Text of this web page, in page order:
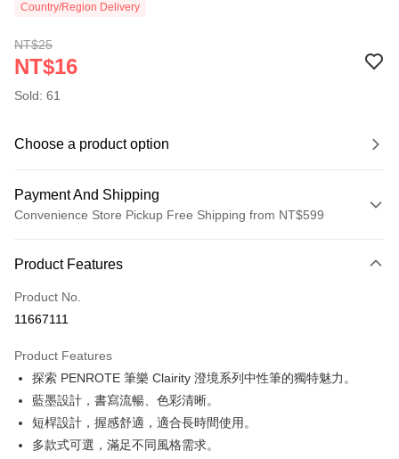
Country/Region Delivery
NT$25
NT$16
Sold: 61
Choose a product option
Payment And Shipping
Convenience Store Pickup Free Shipping from NT$599
Credit Card (Full Payment)
Convenience Store Pickup and Pay
Apple Pay
JKOPAY
Plus Pay
Product Features
Product No.
11667111
Product Features
探索 PENROTE 筆樂 Clairity 澄境系列中性筆的獨特魅力。
藍墨設計，書寫流暢、色彩清晰。
短桿設計，握感舒適，適合長時間使用。
多款式可選，滿足不同風格需求。